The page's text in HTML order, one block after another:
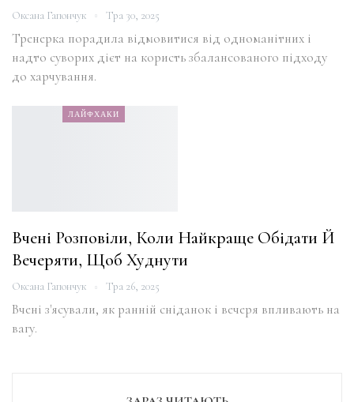
Оксана Гапончук Тра 30, 2025
Тренерка порадила відмовитися від одноманітних і
надто суворих дієт на користь збалансованого підходу
до харчування.
ЛАЙФХАКИ
Вчені Розповіли, Коли Найкраще Обідати Й
Вечеряти, Щоб Худнути
Оксана Гапончук Тра 26, 2025
Вчені з'ясували, як ранній сніданок і вечеря впливають на
вагу.